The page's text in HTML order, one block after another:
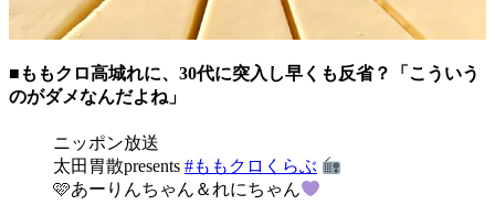
■ももクロ高城れに、30代に突入し早くも反省？「こういう
のがダメなんだよね」
ニッポン放送
太田胃散presents #ももクロくらぶ
🩷あーりんちゃん＆れにちゃん